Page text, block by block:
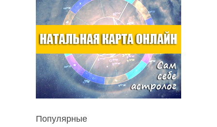
Популярные